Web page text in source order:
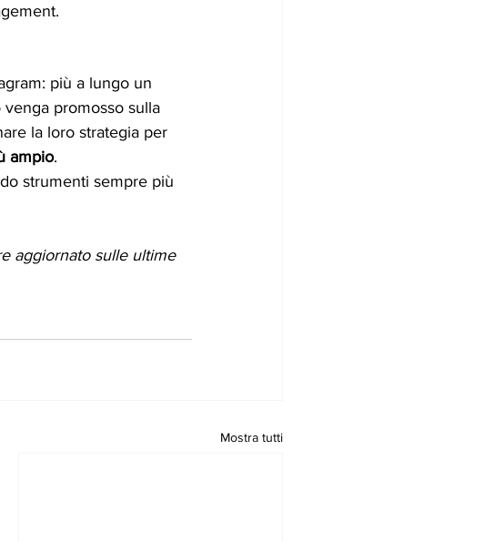
più a lungo un
promosso sulla
la loro strategia per
ampio.
strumenti sempre più
aggiornato sulle ultime
Mostra tutti